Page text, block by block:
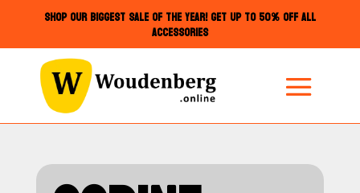
SHOP OUR BIGGEST SALE OF THE YEAR! GET UP TO 50% OFF ALL
ACCESSORIES